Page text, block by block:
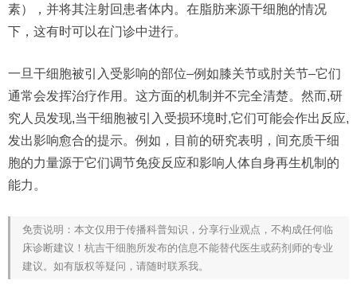
素），并将其注射回患者体内。在脂肪来源干细胞的情况
下，这有时可以在门诊中进行。
一旦干细胞被引入受影响的部位–例如膝关节或肘关节–它们
通常会发挥治疗作用。这方面的机制并不完全清楚。然而,研
究人员发现,当干细胞被引入受损环境时,它们可能会作出反应,
发出影响愈合的提示。例如，目前的研究表明，间充质干细
胞的力量源于它们调节免疫反应和影响人体自身再生机制的
能力。
免责说明：本文仅用于传播科普知识，分享行业观点，不构成任何临
床诊断建议！杭吉干细胞所发布的信息不能替代医生或药剂师的专业
建议。如有版权等疑问，请随时联系我。